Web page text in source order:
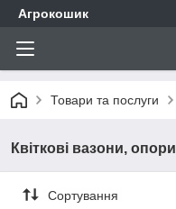
Агрокошик
Товари та послуги
Квіткові вазони, опори
Сортування